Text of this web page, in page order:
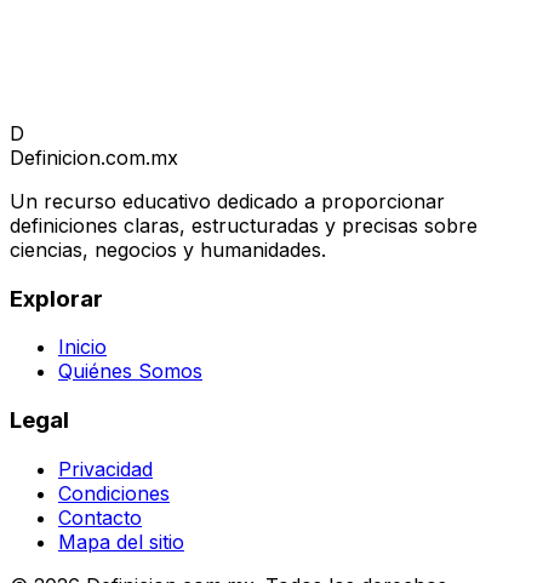
D
Definicion.com.mx
Un recurso educativo dedicado a proporcionar
definiciones claras, estructuradas y precisas sobre
ciencias, negocios y humanidades.
Explorar
Inicio
Quiénes Somos
Legal
Privacidad
Condiciones
Contacto
Mapa del sitio